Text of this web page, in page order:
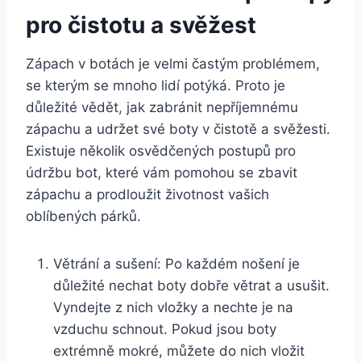
pro čistotu a svěžest
Zápach v botách je​ velmi častým problémem,
se kterým se mnoho lidí potýká. Proto ⁤je
důležité vědět,​ jak zabránit nepříjemnému
zápachu a⁤ udržet své boty v čistotě a svěžesti.
Existuje několik osvědčených postupů pro
údržbu bot, které vám pomohou se zbavit
zápachu ​a ⁤prodloužit životnost vašich
oblíbených párků.
Větrání a sušení: Po každém nošení je
důležité nechat boty dobře ‍větrat a usušit.
⁣Vyndejte z nich​ vložky a ⁢nechte je na‌
vzduchu‌ schnout. Pokud jsou boty
extrémně⁣ mokré,​ můžete do⁢ nich vložit